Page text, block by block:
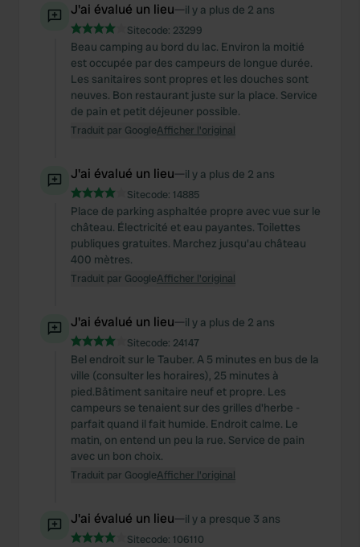
J'ai évalué un lieu—il y a plus de 2 ans
Sitecode: 23299
Beau camping au bord du lac. Environ la moitié
est occupée par des campeurs de longue durée.
Les sanitaires sont propres et les douches sont
neuves. Bon restaurant juste sur la place. Service
de pain et petit déjeuner possible.
Traduit par GoogleAfficher l'original
J'ai évalué un lieu—il y a plus de 2 ans
Sitecode: 14885
Place de parking asphaltée propre avec vue sur le
château. Électricité et eau payantes. Toilettes
publiques gratuites. Marchez jusqu'au château
400 mètres.
Traduit par GoogleAfficher l'original
J'ai évalué un lieu—il y a plus de 2 ans
Sitecode: 24147
Bel endroit sur le Tauber. A 5 minutes en bus de la
ville (consulter les horaires), 25 minutes à
pied.Bâtiment sanitaire neuf et propre. Les
campeurs se tenaient sur des grilles d'herbe -
parfait quand il fait humide. Endroit calme. Le
matin, on entend un peu la rue. Service de pain
avec un bon choix.
Traduit par GoogleAfficher l'original
J'ai évalué un lieu—il y a presque 3 ans
Sitecode: 106110